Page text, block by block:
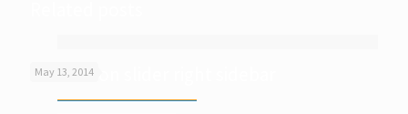
May 13, 2014
Revolution slider right sidebar